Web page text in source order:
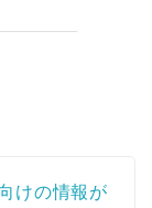
けの情報が